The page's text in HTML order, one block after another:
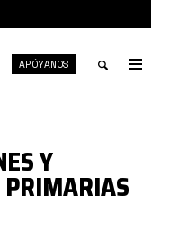
APÓYANOS
Y
PRIMARIAS